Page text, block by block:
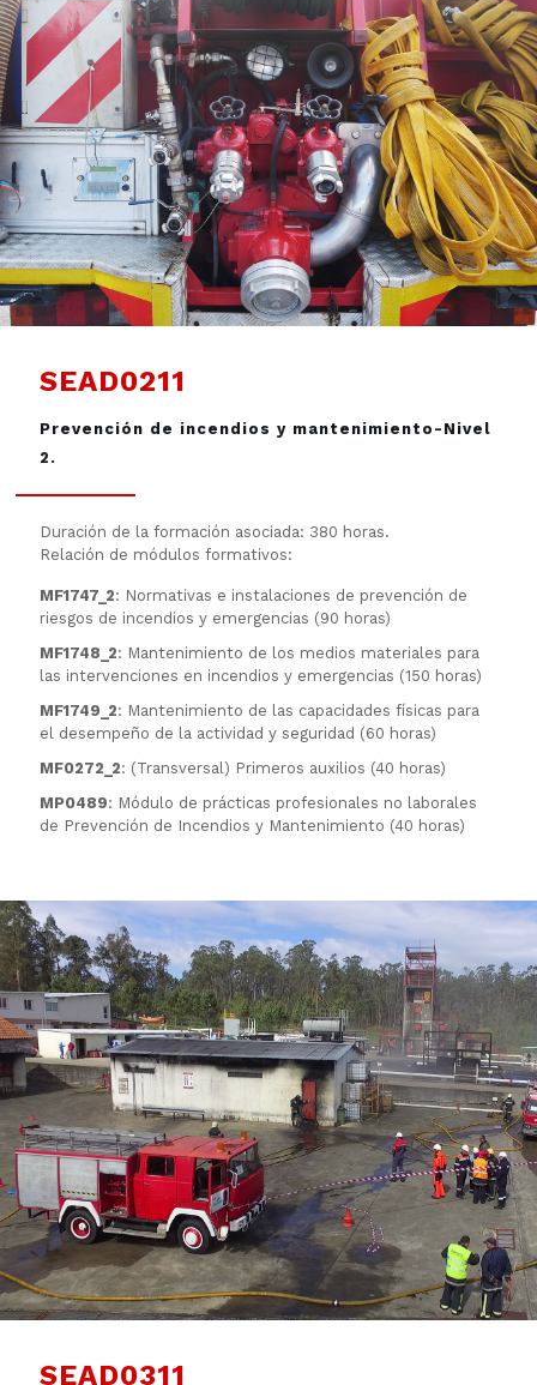
SEAD0211
Prevención de incendios y mantenimiento-Nivel
2.
Duración de la formación asociada: 380 horas.
Relación de módulos formativos:
MF1747_2: Normativas e instalaciones de prevención de
riesgos de incendios y emergencias (90 horas)
MF1748_2: Mantenimiento de los medios materiales para
las intervenciones en incendios y emergencias (150 horas)
MF1749_2: Mantenimiento de las capacidades físicas para
el desempeño de la actividad y seguridad (60 horas)
MF0272_2: (Transversal) Primeros auxilios (40 horas)
MP0489: Módulo de prácticas profesionales no laborales
de Prevención de Incendios y Mantenimiento (40 horas)
SEAD0311